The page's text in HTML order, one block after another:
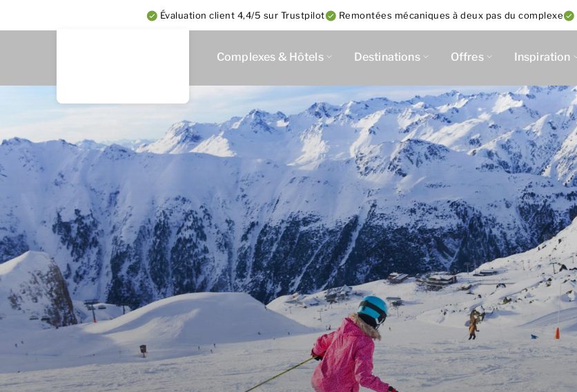
Évaluation client 4,4/5 sur Trustpilot Remontées mécaniques à deux pas du complexe
Complexes & Hôtels Destinations Offres Inspiration